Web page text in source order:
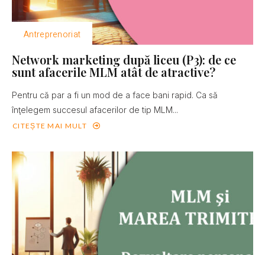
Antreprenoriat
Network marketing după liceu (P3): de ce
sunt afacerile MLM atât de atractive?
Pentru că par a fi un mod de a face bani rapid. Ca să
înţelegem succesul afacerilor de tip MLM...
CITEȘTE MAI MULT